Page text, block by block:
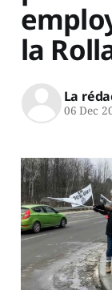
la
La
06 Dec